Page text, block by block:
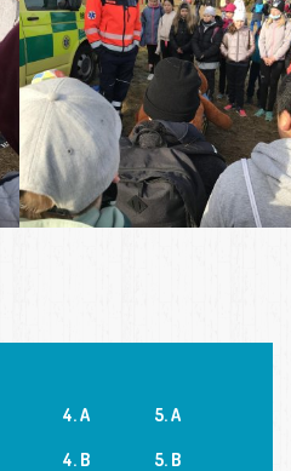
4. A
4. B
5. A
5. B